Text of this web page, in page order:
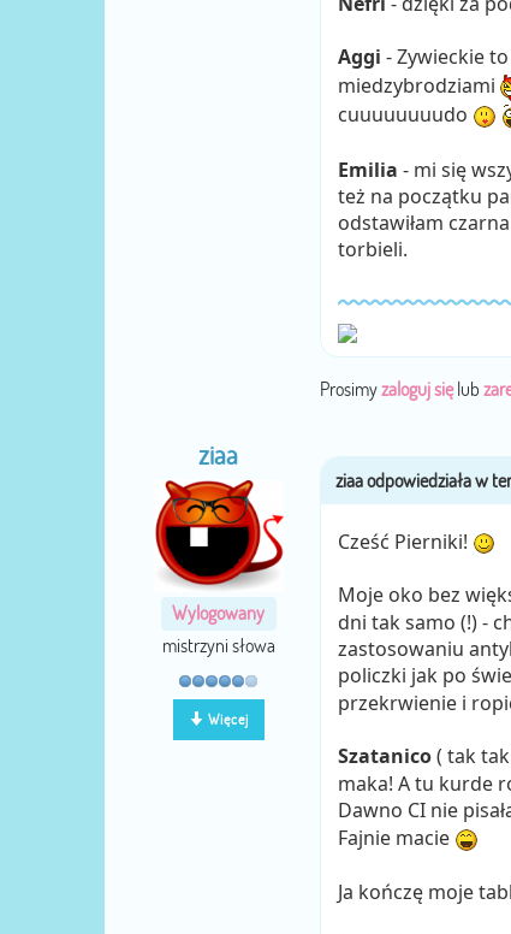
Aggi - Zywieckie
miedzybrodziami
cuuuuuuuudo
Emilia - mi się
też na początku
odstawiłam
torbieli.
Prosimyzaloguj sięlub
ziaa
Wylogowany
mistrzyni słowa
Więcej
Cześć Pierniki!
Moje oko bez
dni tak samo (!) -
zastosowaniu
policzki jak po
przekrwienie i
Szatanico( tak tak
maka! A tu kurde
Dawno CI nie
Fajnie macie
Ja kończę moje